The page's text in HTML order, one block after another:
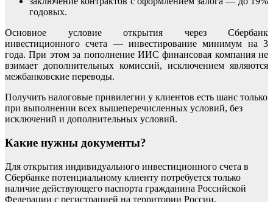
годовых.
Основное условие открытия через Сбербанк
инвестиционного счета — инвестирование минимум на 3
года. При этом за пополнение ИИС финансовая компания не
взимает дополнительных комиссий, исключением являются
межбанковские переводы.
Получить налоговые привилегии у клиентов есть шанс только
при выполнении всех вышеперечисленных условий, без
исключений и дополнительных условий.
Какие нужны документы?
Для открытия индивидуального инвестиционного счета в
Сбербанке потенциальному клиенту потребуется только
наличие действующего паспорта гражданина Российской
Федерации с регистрацией на территории России.